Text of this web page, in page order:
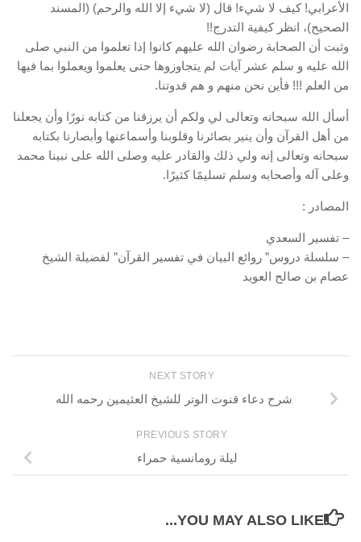
الأعرابي! كيف لا شيء! قال (لا شيء إلا الله والرحم) (المسند
الصحيح)، انظر كيفية التدرج!!
وثبت أن الصحابة رضوان الله عليهم كانوا إذا تعلموا من النبي صلى
الله عليه و سلم عشر آيات لم يتجاوزوها حتى يعلموا ويعملوا بما فيها
من العلم !!! فأين نحن منهم و هم قدوتنا.
أسأل الله سبحانه وتعالى لي ولكم أن يرزقنا من كتابه نورًا وأن يجعلنا
من أهل القرآن وأن ينير بصائرنا وقلوبنا وأسماعنها وأبصارنا بكتابه
سبحانه وتعالى إنه ولي ذلك والقادر عليه وصلى الله على نبينا محمد
وعلى آله وأصحابه وسلم تسليمًا كثيرًا.
المصادر :
– تفسير السعدي
– سلسلة دروس” روائع البيان في تفسير القرآن” لفضيلة الشيخ
عصام بن صالح العويد
NEXT STORY
شرح دعاء قنوت الوتر للشيخ العثيمين رحمه الله
PREVIOUS STORY
ليلة رومانسية حمراء
YOU MAY ALSO LIKE...